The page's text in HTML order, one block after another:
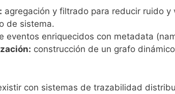
agregación y filtrado para reducir ruido
de sistema.
eventos enriquecidos con metadata
construcción de un grafo
con sistemas de trazabilidad